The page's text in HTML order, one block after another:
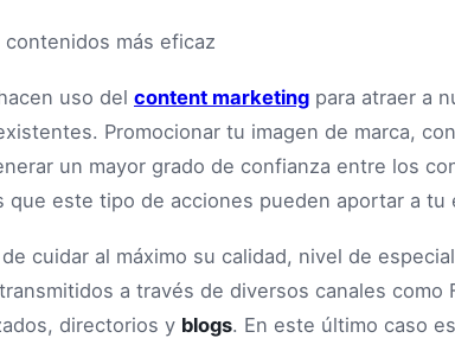
uso del content marketing para atraer a
Promocionar tu imagen de marca,
un mayor grado de confianza entre los
que este tipo de acciones pueden aportar a tu
cuidar al máximo su calidad, nivel de
a través de diversos canales como
directorios y blogs. En este último caso